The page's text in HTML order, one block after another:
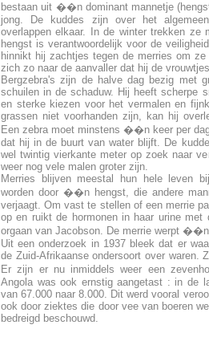
bestaan uit ��n dominant mannetje
jong. De kuddes zijn over het
overlappen elkaar. In de winter trekken ze
hengst is verantwoordelijk voor de
hinnikt hij zachtjes tegen de merries om
zich zo naar de aanvaller dat hij de
Bergzebra's zijn de halve dag bezig met
schuilen in de schaduw. Hij heeft scherpe
en sterke kiezen voor het vermalen en
grassen niet voorhanden zijn, kan hij
Een zebra moet minstens ��n keer per
dat hij in de buurt van water blijft. De
wel twintig vierkante meter op zoek naar
weer nog vele malen groter zijn.
Merries blijven meestal hun hele leven
worden door ��n hengst, die andere
verjaagt. Om vast te stellen of een merrie
op en ruikt de hormonen in haar urine
orgaan van Jacobson. De merrie werpt
Uit een onderzoek in 1937 bleek dat er
de Zuid-Afrikaanse ondersoort over waren.
Er zijn er nu inmiddels weer een
Angola was ook ernstig aangetast : in de
van 67.000 naar 8.000. Dit werd vooral
ook door ziektes die door vee van boeren
bedreigd beschouwd.